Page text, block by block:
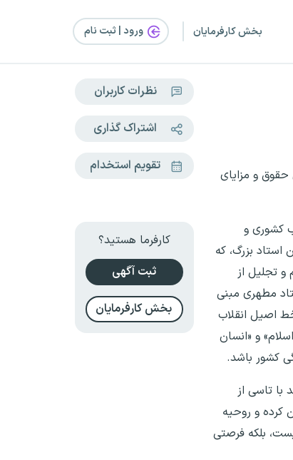
بخش کارفرمایان ورود | ثبت‌ نام
و مزایای
کشوری و
استاد بزرگ، که
تجلیل از
مطهری مبنی
اصیل انقلاب
و «انسان
کشور باشد.
تاسی از
کرده و روحیه
بلکه فرصتی
نظرات کاربران
اشتراک گذاری
تقویم استخدام
کارفرما هستید؟
ثبت آگهی
بخش کارفرمایان